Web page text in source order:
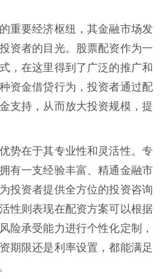
重要经济枢纽，其金融市场发
资者的目光。股票配资作为一
，在这里得到了广泛的推广和
资金借贷行为，投资者通过配
支持，从而放大投资规模，提
势在于其专业性和灵活性。专
有一支经验丰富、精通金融市
投资者提供全方位的投资咨询
性则表现在配资方案可以根据
险承受能力进行个性化定制，
期限还是利率设置，都能满足